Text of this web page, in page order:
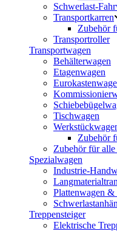
Schwerlast-
Transportkarren
Zubehör
Transportroller
Transportwagen
Behälterwagen
Etagenwagen
Tischwagen
Zubehör
Zubehör für
Spezialwagen
Industrie-
Plattenwagen &
Treppensteiger
Elektrische